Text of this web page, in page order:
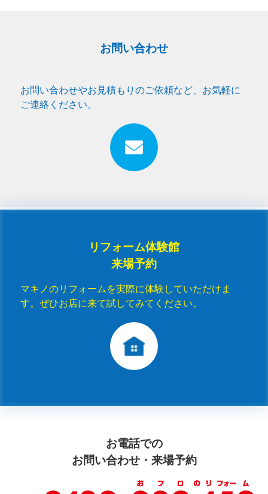
お問い合わせ
お問い合わせやお見積もりのご依頼など、お気軽に
ご連絡ください。
リフォーム体験館
来場予約
マキノのリフォームを実際に体験していただけま
す。ぜひお店に来て試してみてください。
お電話での
お問い合わせ・来場予約